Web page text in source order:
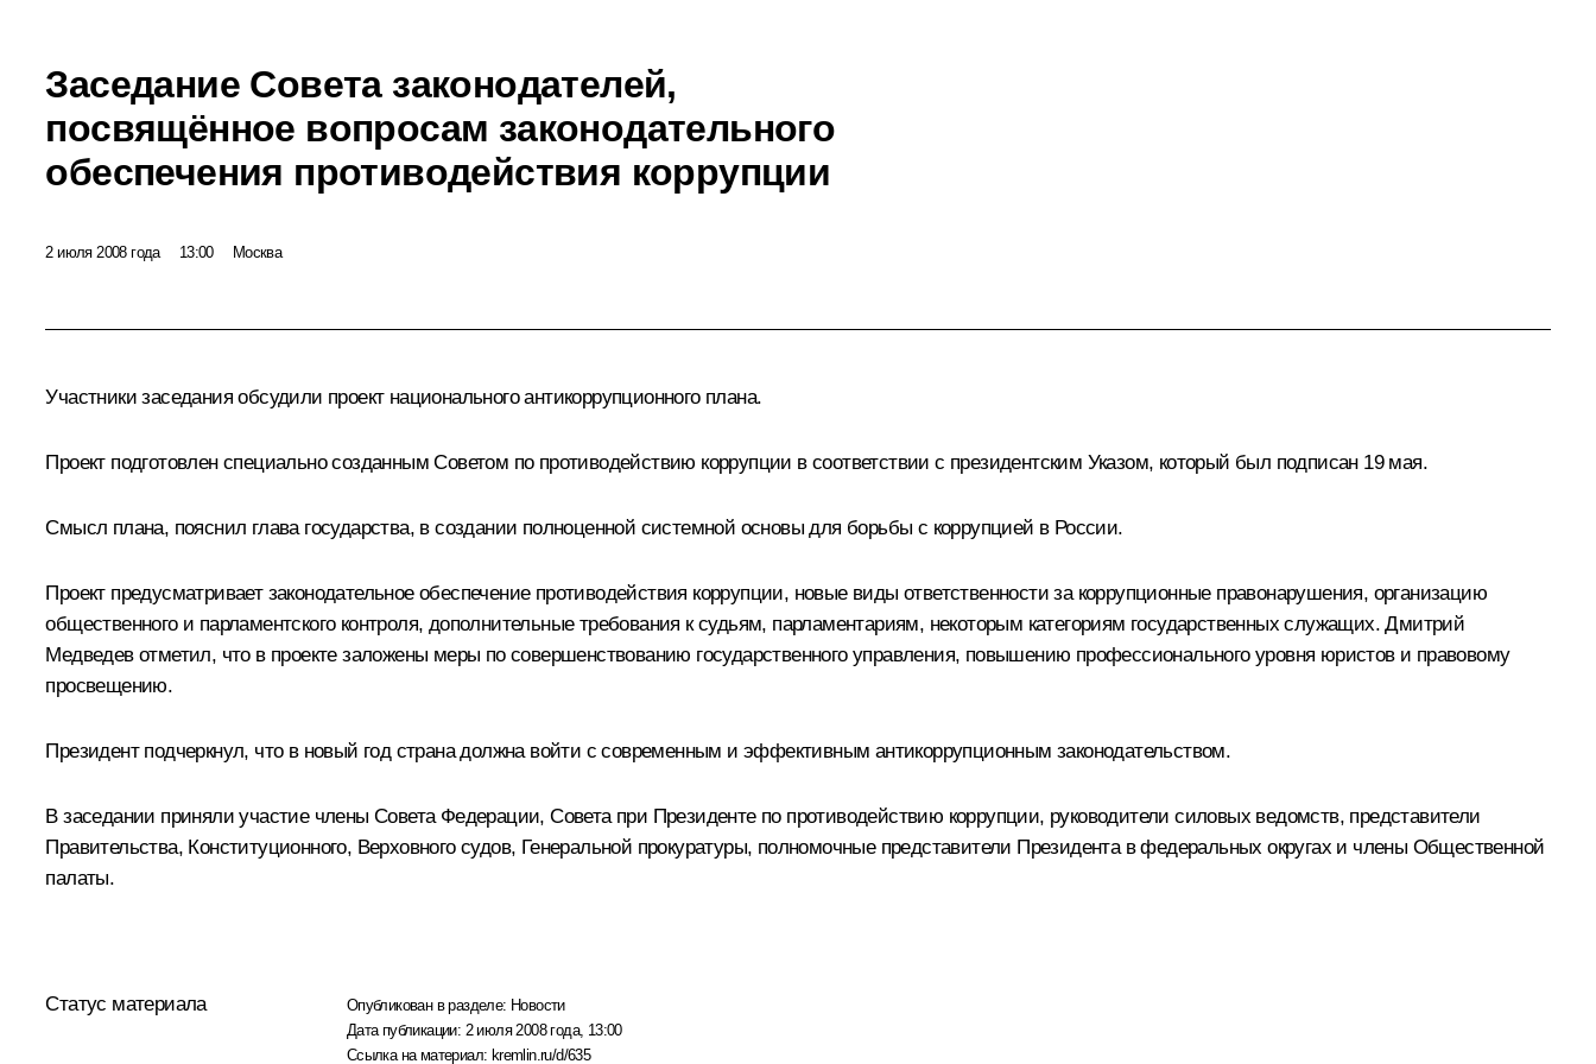
Заседание Совета законодателей,
посвящённое вопросам законодательного
обеспечения противодействия коррупции
2 июля 2008 года 13:00 Москва
Участники заседания обсудили проект национального антикоррупционного плана.
Проект подготовлен специально созданным Советом по противодействию коррупции в соответствии с президентским Указом, который был подписан 19 мая.
Смысл плана, пояснил глава государства, в создании полноценной системной основы для борьбы с коррупцией в России.
Проект предусматривает законодательное обеспечение противодействия коррупции, новые виды ответственности за коррупционные правонарушения, организацию
общественного и парламентского контроля, дополнительные требования к судьям, парламентариям, некоторым категориям государственных служащих. Дмитрий
Медведев отметил, что в проекте заложены меры по совершенствованию государственного управления, повышению профессионального уровня юристов и правовому
просвещению.
Президент подчеркнул, что в новый год страна должна войти с современным и эффективным антикоррупционным законодательством.
В заседании приняли участие члены Совета Федерации, Совета при Президенте по противодействию коррупции, руководители силовых ведомств, представители
Правительства, Конституционного, Верховного судов, Генеральной прокуратуры, полномочные представители Президента в федеральных округах и члены Общественной
палаты.
Статус материала Опубликован в разделе: Новости
Дата публикации: 2 июля 2008 года, 13:00
Ссылка на материал: kremlin.ru/d/635